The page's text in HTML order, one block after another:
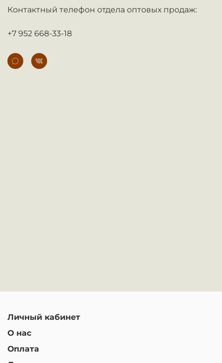
Контактный телефон отдела оптовых продаж:
+7 952 668-33-18
Личный кабинет
О нас
Оплата